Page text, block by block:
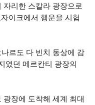
리한 스칼라 광장으로
이크에서 행운을 시험
르도 다 빈치 동상에 감
였던 메르칸티 광장의
장에 도착해 세계 최대